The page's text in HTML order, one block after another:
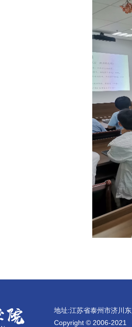
地址:江苏省泰州市济川
Copyright © 2006-2021